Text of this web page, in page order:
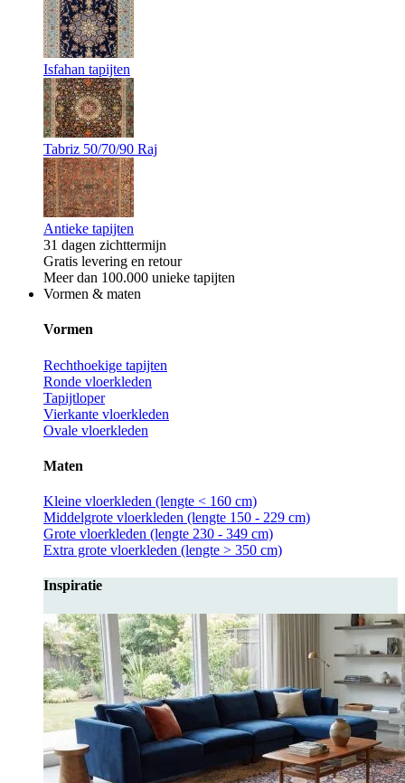
Isfahan tapijten
Tabriz 50/70/90 Raj
Antieke tapijten
31 dagen zichttermijn
Gratis levering en retour
Meer dan 100.000 unieke tapijten
Vormen & maten
Vormen
Rechthoekige tapijten
Ronde vloerkleden
Tapijtloper
Vierkante vloerkleden
Ovale vloerkleden
Maten
Kleine vloerkleden (lengte < 160 cm)
Middelgrote vloerkleden (lengte 150 - 229 cm)
Grote vloerkleden (lengte 230 - 349 cm)
Extra grote vloerkleden (lengte > 350 cm)
Inspiratie